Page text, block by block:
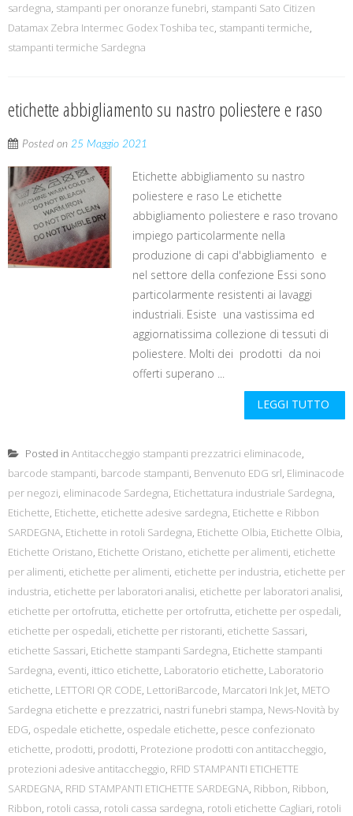
sardegna, stampanti per onoranze funebri, stampanti Sato Citizen
Datamax Zebra Intermec Godex Toshiba tec, stampanti termiche,
stampanti termiche Sardegna
etichette abbigliamento su nastro poliestere e raso
Posted on 25 Maggio 2021
Etichette abbigliamento su nastro
poliestere e raso Le etichette
abbigliamento poliestere e raso trovano
impiego particolarmente nella
produzione di capi d'abbigliamento e
nel settore della confezione Essi sono
particolarmente resistenti ai lavaggi
industriali. Esiste una vastissima ed
aggiornatissima collezione di tessuti di
poliestere. Molti dei prodotti da noi
offerti superano ...
LEGGI TUTTO
Posted in Antitaccheggio stampanti prezzatrici eliminacode,
barcode stampanti, barcode stampanti, Benvenuto EDG srl, Eliminacode
per negozi, eliminacode Sardegna, Etichettatura industriale Sardegna,
Etichette, Etichette, etichette adesive sardegna, Etichette e Ribbon
SARDEGNA, Etichette in rotoli Sardegna, Etichette Olbia, Etichette Olbia,
Etichette Oristano, Etichette Oristano, etichette per alimenti, etichette
per alimenti, etichette per alimenti, etichette per industria, etichette per
industria, etichette per laboratori analisi, etichette per laboratori analisi,
etichette per ortofrutta, etichette per ortofrutta, etichette per ospedali,
etichette per ospedali, etichette per ristoranti, etichette Sassari,
etichette Sassari, Etichette stampanti Sardegna, Etichette stampanti
Sardegna, eventi, ittico etichette, Laboratorio etichette, Laboratorio
etichette, LETTORI QR CODE, LettoriBarcode, Marcatori Ink Jet, METO
Sardegna etichette e prezzatrici, nastri funebri stampa, News-Novità by
EDG, ospedale etichette, ospedale etichette, pesce confezionato
etichette, prodotti, prodotti, Protezione prodotti con antitaccheggio,
protezioni adesive antitaccheggio, RFID STAMPANTI ETICHETTE
SARDEGNA, RFID STAMPANTI ETICHETTE SARDEGNA, Ribbon, Ribbon,
Ribbon, rotoli cassa, rotoli cassa sardegna, rotoli etichette Cagliari, rotoli